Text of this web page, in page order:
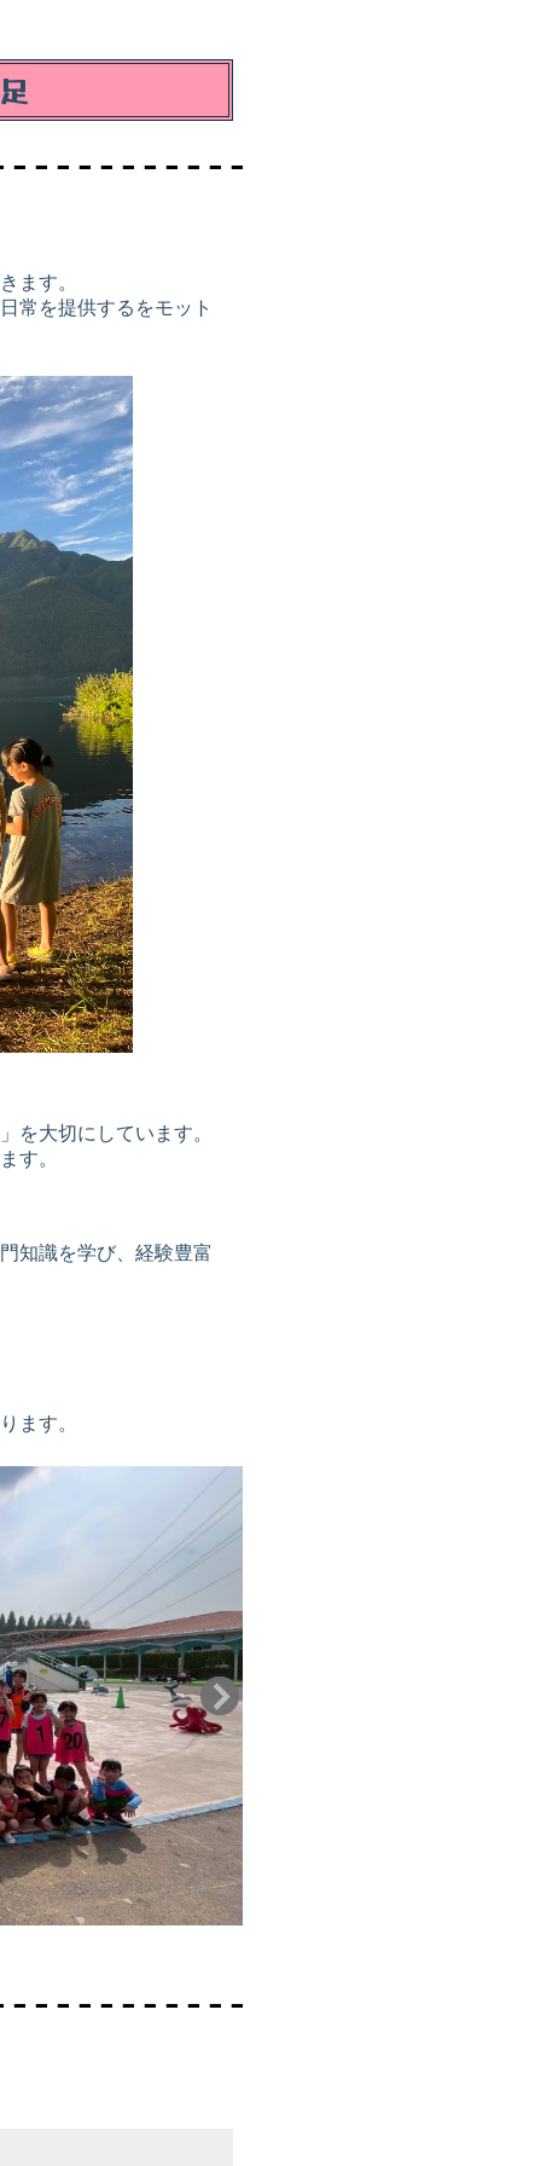
ます。
常を提供するをモット
を大切にしています。
す。
知識を学び、経験豊富
ます。